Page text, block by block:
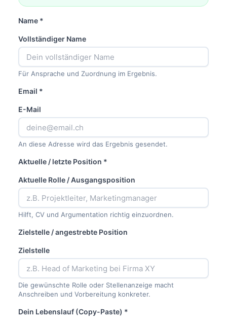
Name *
Vollständiger Name
Für Ansprache und Zuordnung im Ergebnis.
Email *
E-Mail
An diese Adresse wird das Ergebnis gesendet.
Aktuelle / letzte Position *
Aktuelle Rolle / Ausgangsposition
Hilft, CV und Argumentation richtig einzuordnen.
Zielstelle / angestrebte Position
Zielstelle
Die gewünschte Rolle oder Stellenanzeige macht
Anschreiben und Vorbereitung konkreter.
Dein Lebenslauf (Copy-Paste) *